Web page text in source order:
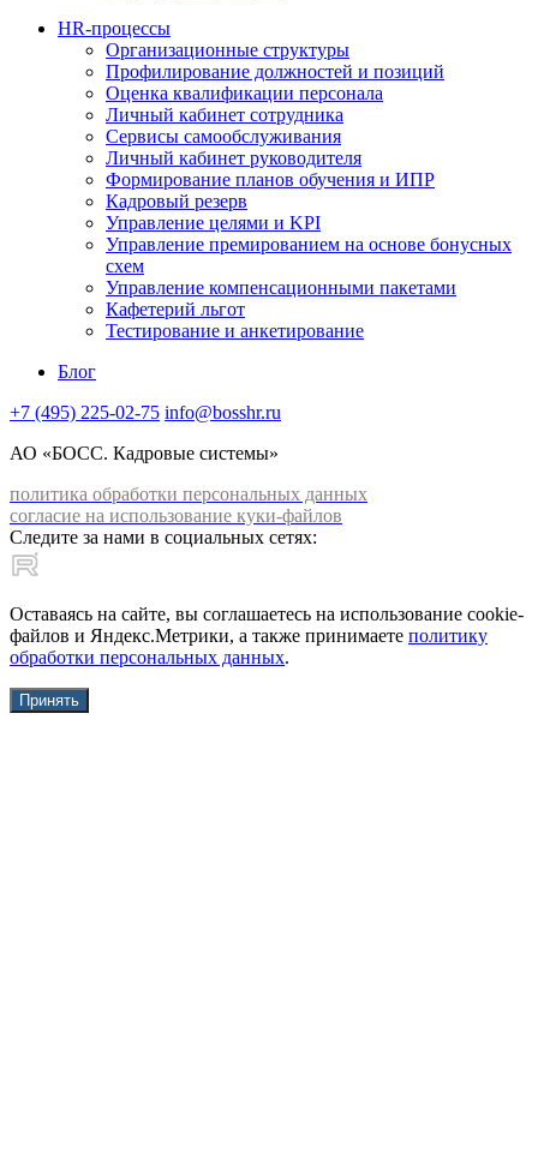
HR-процессы
Организационные структуры
Профилирование должностей и позиций
Оценка квалификации персонала
Личный кабинет сотрудника
Сервисы самообслуживания
Личный кабинет руководителя
Формирование планов обучения и ИПР
Кадровый резерв
Управление целями и KPI
Управление премированием на основе бонусных
схем
Управление компенсационными пакетами
Кафетерий льгот
Тестирование и анкетирование
Блог
+7 (495) 225-02-75 info@bosshr.ru
АО «БОСС. Кадровые системы»
политика обработки персональных данных
согласие на использование куки-файлов
Следите за нами в социальных сетях:
Оставаясь на сайте, вы соглашаетесь на использование cookie-
файлов и Яндекс.Метрики, а также принимаете политику
обработки персональных данных.
Принять